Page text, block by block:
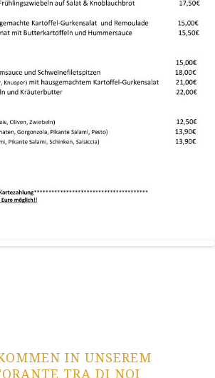
IN UNSEREM
TRA DI NOI